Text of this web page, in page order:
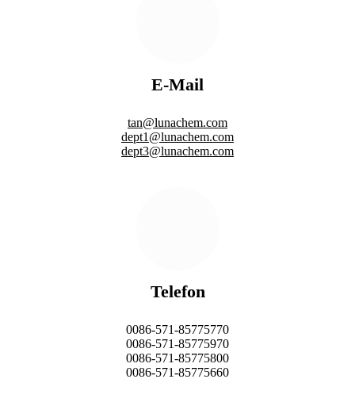
E-Mail
tan@lunachem.com
dept1@lunachem.com
dept3@lunachem.com
Telefon
0086-571-85775770
0086-571-85775970
0086-571-85775800
0086-571-85775660